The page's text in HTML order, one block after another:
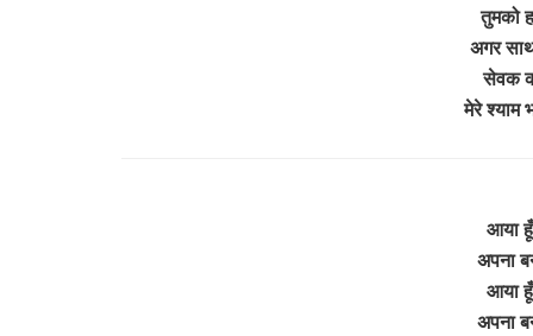
तुमको
अगर
सेवक
मेरे श्याम
आया
अपना
आया
अपना